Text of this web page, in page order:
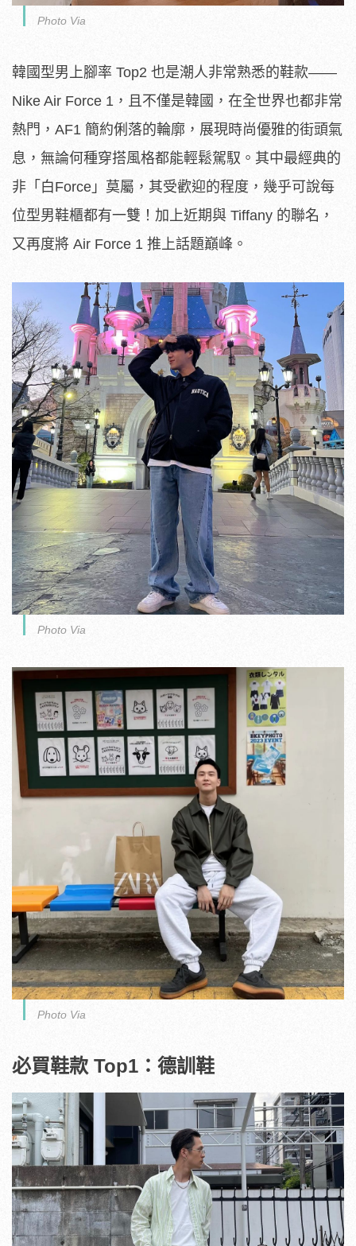
Photo Via
韓國型男上腳率 Top2 也是潮人非常熟悉的鞋款——
Nike Air Force 1，且不僅是韓國，在全世界也都非常
熱門，AF1 簡約俐落的輪廓，展現時尚優雅的街頭氣
息，無論何種穿搭風格都能輕鬆駕馭。其中最經典的
非「白Force」莫屬，其受歡迎的程度，幾乎可說每
位型男鞋櫃都有一雙！加上近期與 Tiffany 的聯名，
又再度將 Air Force 1 推上話題巔峰。
Photo Via
Photo Via
必買鞋款 Top1：德訓鞋